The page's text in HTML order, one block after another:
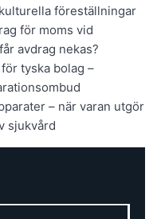
föreställningar
för moms vid
avdrag nekas?
tyska bolag –
– när varan utgör
sjukvård